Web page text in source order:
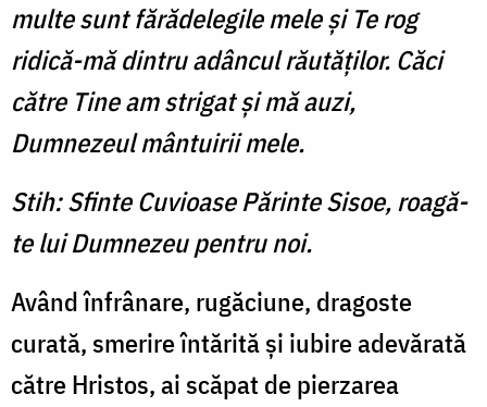
multe sunt fărădelegile mele şi Te rog
ridică-mă dintru adâncul răutăţilor. Căci
către Tine am strigat şi mă auzi,
Dumnezeul mântuirii mele.
Stih: Sfinte Cuvioase Părinte Sisoe, roagă-
te lui Dumnezeu pentru noi.
Având înfrânare, rugăciune, dragoste
curată, smerire întărită şi iubire adevărată
către Hristos, ai scăpat de pierzarea